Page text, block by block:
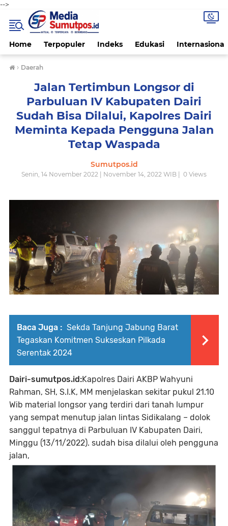
-->
Home Terpopuler Indeks Edukasi Internasional
› Daerah
Jalan Tertimbun Longsor di
Parbuluan IV Kabupaten Dairi
Sudah Bisa Dilalui, Kapolres Dairi
Meminta Kepada Pengguna Jalan
Tetap Waspada
Sumutpos.id
Senin, 14 November 2022 | November 14, 2022 WIB | 0 Views
Baca Juga : Sekda Tanjung Jabung Barat
Tegaskan Komitmen Sukseskan Pilkada
Serentak 2024
Dairi-sumutpos.id:Kapolres Dairi AKBP Wahyuni
Rahman, SH, S.I.K, MM menjelaskan sekitar pukul 21.10
Wib material longsor yang terdiri dari tanah lumpur
yang sempat menutup jalan lintas Sidikalang – dolok
sanggul tepatnya di Parbuluan IV Kabupaten Dairi,
Minggu (13/11/2022). sudah bisa dilalui oleh pengguna
jalan,